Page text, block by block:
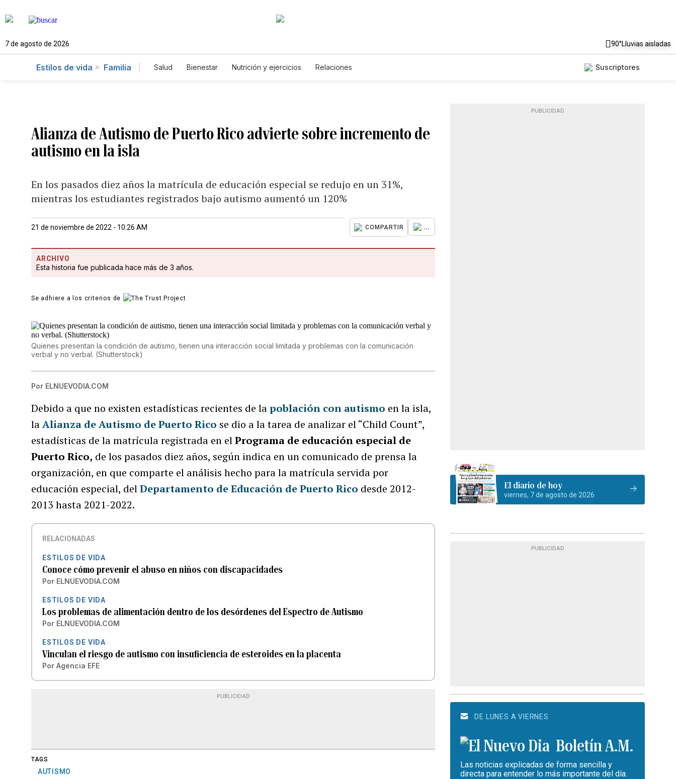
7 de agosto de 2026 90°Lluvias aisladas
Estilos de vida Familia Salud Bienestar Nutrición y ejercicios Relaciones Suscriptores
Alianza de Autismo de Puerto Rico advierte sobre incremento de
autismo en la isla
En los pasados diez años la matrícula de educación especial se redujo en un 31%,
mientras los estudiantes registrados bajo autismo aumentó un 120%
21 de noviembre de 2022 - 10:26 AM COMPARTIR ...
ARCHIVO
Esta historia fue publicada hace más de 3 años.
Se adhiere a los criterios de
Quienes presentan la condición de autismo, tienen una interacción social limitada y problemas con la comunicación
verbal y no verbal. (Shutterstock)
Por ELNUEVODIA.COM
Debido a que no existen estadísticas recientes de lapoblación con autismo en la isla,
laAlianza de Autismo de Puerto Rico se dio a la tarea de analizar el “Child Count”,
estadísticas de la matrícula registrada en elPrograma de educación especial de
Puerto Rico, de los pasados diez años, según indica en un comunicado de prensa la
organización, en que comparte el análisis hecho para la matrícula servida por
educación especial, delDepartamento de Educación de Puerto Rico desde 2012-
2013 hasta 2021-2022.
RELACIONADAS
ESTILOS DE VIDA
Conoce cómo prevenir el abuso en niños con discapacidades
Por ELNUEVODIA.COM
ESTILOS DE VIDA
Los problemas de alimentación dentro de los desórdenes del Espectro de Autismo
Por ELNUEVODIA.COM
ESTILOS DE VIDA
Vinculan el riesgo de autismo con insuficiencia de esteroides en la placenta
Por Agencia EFE
PUBLICIDAD
TAGS
AUTISMO
PUBLICIDAD
El diario de hoy
viernes, 7 de agosto de 2026
PUBLICIDAD
DE LUNES A VIERNES
Boletín A.M.
Las noticias explicadas de forma sencilla y
directa para entender lo más importante del día.